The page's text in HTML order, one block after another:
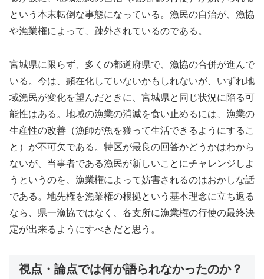
という本末転倒な事態になっている。漁民の自治が、漁協
や漁業権によって、疎外されているのである。
宮城県に限らず、多くの都道府県で、漁協の合併が進んで
いる。今は、顕在化していないかもしれないが、いずれ地
域漁民が変化を望んだときに、宮城県と同じ状況に陥る可
能性はある。地域の漁業の消滅を食い止めるには、漁業の
生産性の改善（漁師が魚を獲って生活できるようにするこ
と）が不可欠である。特区が最良の回答かどうかはわから
ないが、当事者である漁民が新しいことにチャレンジしよ
うというのを、漁業権によって妨害されるのはおかしな話
である。地先権を漁業権の根拠という基本理念に立ち返る
なら、県一漁協ではなく、各支所に漁業権の行使の最終決
定が出来るようにすべきだと思う。
視点・論点では何が語られなかったのか？